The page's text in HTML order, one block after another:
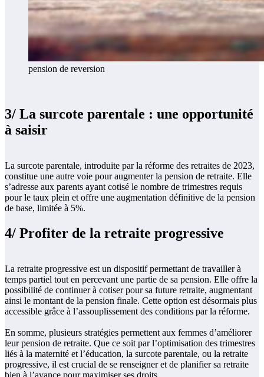
pension de reversion
3/ La surcote parentale : une opportunité
à saisir
La surcote parentale, introduite par la réforme des retraites de 2023,
constitue une autre voie pour augmenter la pension de retraite. Elle
s’adresse aux parents ayant cotisé le nombre de trimestres requis
pour le taux plein et offre une augmentation définitive de la pension
de base, limitée à 5%.
4/ Profiter de la retraite progressive
La retraite progressive est un dispositif permettant de travailler à
temps partiel tout en percevant une partie de sa pension. Elle offre la
possibilité de continuer à cotiser pour sa future retraite, augmentant
ainsi le montant de la pension finale. Cette option est désormais plus
accessible grâce à l’assouplissement des conditions par la réforme.
En somme, plusieurs stratégies permettent aux femmes d’améliorer
leur pension de retraite. Que ce soit par l’optimisation des trimestres
liés à la maternité et l’éducation, la surcote parentale, ou la retraite
progressive, il est crucial de se renseigner et de planifier sa retraite
bien à l’avance pour maximiser ses droits.